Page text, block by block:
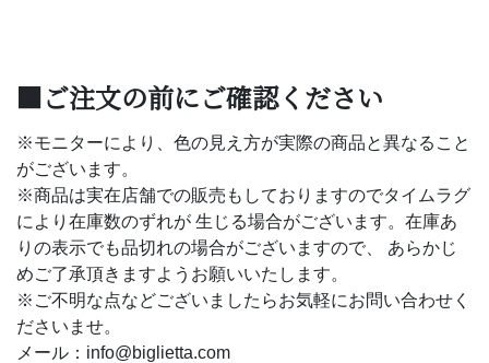
■ご注文の前にご確認ください
※モニターにより、色の見え方が実際の商品と異なること
がございます。
※商品は実在店舗での販売もしておりますのでタイムラグ
により在庫数のずれが 生じる場合がございます。在庫あ
りの表示でも品切れの場合がございますので、 あらかじ
めご了承頂きますようお願いいたします。
※ご不明な点などございましたらお気軽にお問い合わせく
ださいませ。
メール：info@biglietta.com